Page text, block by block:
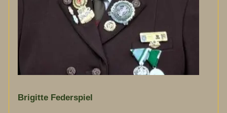
Brigitte Federspiel